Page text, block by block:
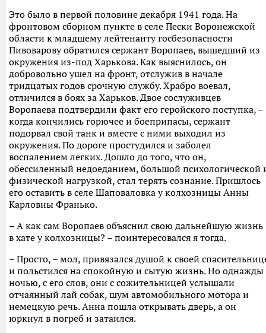
Это было в первой половине декабря 1941 года. На
фронтовом сборном пункте в селе Пески Воронежской
области к младшему лейтенанту госбезопасности
Пивоварову обратился сержант Воропаев, вышедший из
окружения из-под Харькова. Как выяснилось, он
добровольно ушел на фронт, отслужив в начале
тридцатых годов срочную службу. Храбро воевал,
отличился в боях за Харьков. Двое сослуживцев
Воропаева подтвердили факт его геройского поступка, –
когда кончились горючее и боеприпасы, сержант
подорвал свой танк и вместе с ними выходил из
окружения. По дороге простудился и заболел
воспалением легких. Дошло до того, что он,
обессиленный недоеданием, большой психологической
физической нагрузкой, стал терять сознание. Пришлось
его оставить в селе Шаповаловка у колхозницы Анны
Карловны Франько.
– А как сам Воропаев объяснил свою дальнейшую жизнь
в хате у колхозницы? – поинтересовался я тогда.
– Просто, – мол, привязался душой к своей
и польстился на спокойную и сытую жизнь. Но однажды
ночью, с его слов, они с сожительницей услышали
отчаянный лай собак, шум автомобильного мотора и
немецкую речь. Анна пошла открывать дверь, а он
юркнул в погреб и затаился.